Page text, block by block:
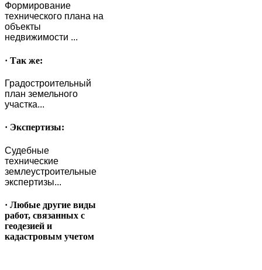
Формирование
технического плана на
объекты
недвижимости ...
· Так же:
Градостроительный
план земельного
участка...
· Экспертизы:
Судебные
технические
землеустроительные
экспертизы...
· Любые другие виды
работ, связанных с
геодезией и
кадастровым учетом